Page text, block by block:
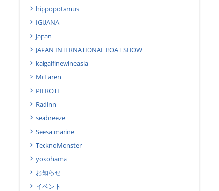
hippopotamus
IGUANA
japan
JAPAN INTERNATIONAL BOAT SHOW
kaigaifinewineasia
McLaren
PIEROTE
Radinn
seabreeze
Seesa marine
TecknoMonster
yokohama
お知らせ
イベント